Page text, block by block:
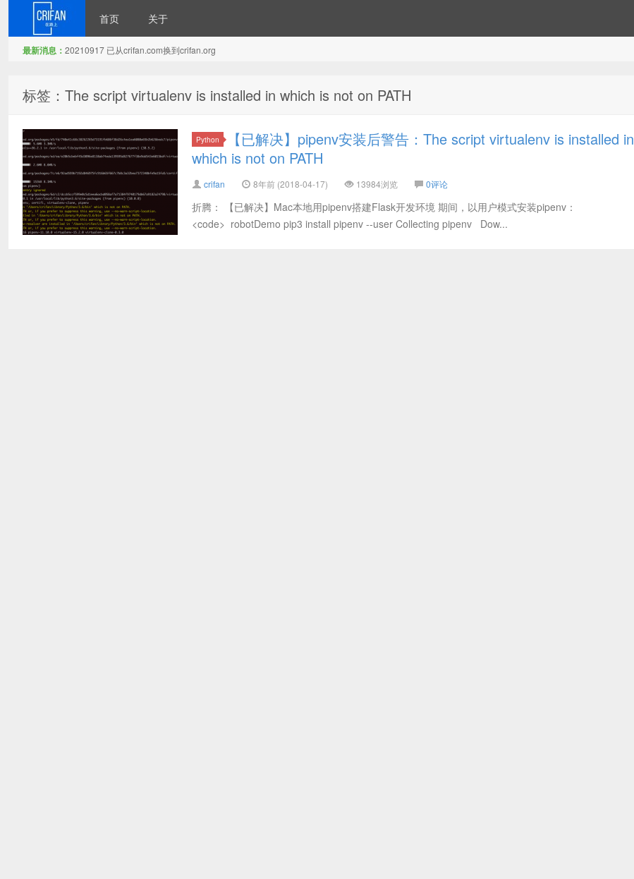
首页 关于
最新消息： 20210917 已从crifan.com换到crifan.org
标签：The script virtualenv is installed in which is not on PATH
Python
【已解决】pipenv安装后警告：The script virtualenv is installed in
which is not on PATH
crifan 8年前 (2018-04-17) 13984浏览 0评论
折腾： 【已解决】Mac本地用pipenv搭建Flask开发环境 期间，以用户模式安装pipenv：
<code> robotDemo pip3 install pipenv --user Collecting pipenv Dow...